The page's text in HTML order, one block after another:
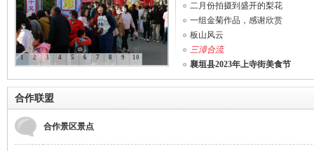
国
1 2 3 4 5 6 7 8 9 10
二月份拍摄到盛开的梨花
一组金菊作品，感谢欣赏
板山风云
三漳合流
襄垣县2023年上寺街美食节
合作联盟
合作景区景点